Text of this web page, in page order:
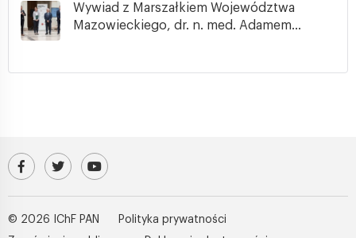
Wywiad z Marszałkiem Województwa
Mazowieckiego, dr. n. med. Adamem...
Odwiedź nasz profil na Facebooku
Profil IChF PAN na platformie X (Twitter)
Kanał IChF PAN w serwisie YouTube
© 2026 IChF PAN
Polityka prywatności